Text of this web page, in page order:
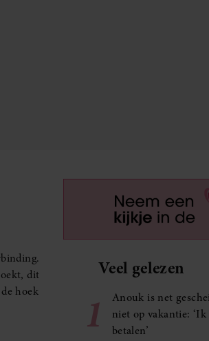
dit
hoek
Veel gelezen
1
Anouk is net
niet op vakantie:
betalen’